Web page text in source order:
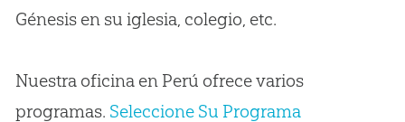
Génesis en su iglesia, colegio, etc.
Nuestra oficina en Perú ofrece varios
programas. Seleccione Su Programa